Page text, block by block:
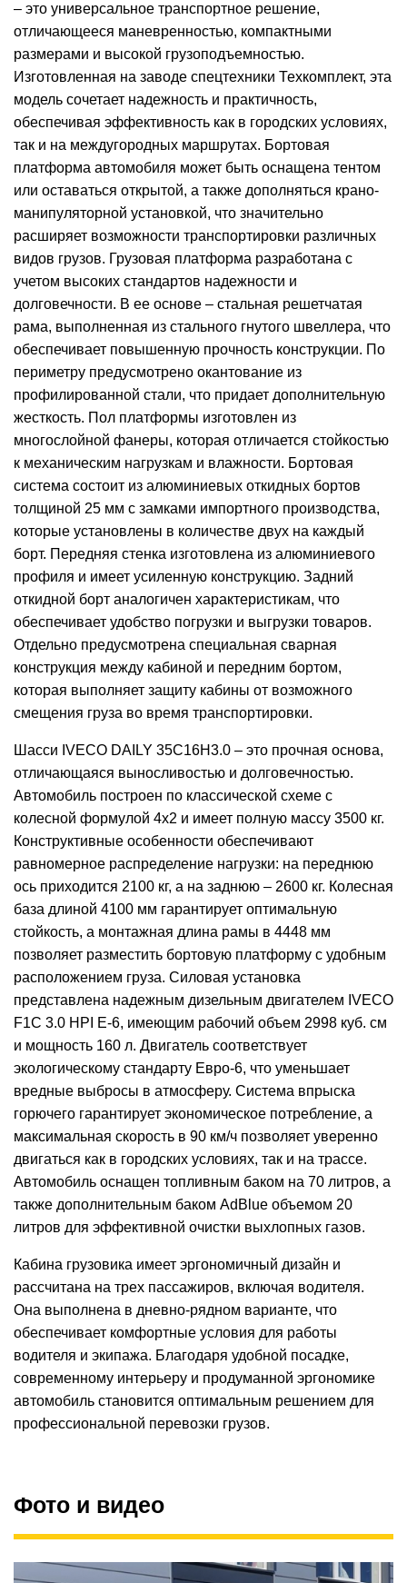
– это универсальное транспортное решение,
отличающееся маневренностью, компактными
размерами и высокой грузоподъемностью.
Изготовленная на заводе спецтехники Техкомплект, эта
модель сочетает надежность и практичность,
обеспечивая эффективность как в городских условиях,
так и на междугородных маршрутах. Бортовая
платформа автомобиля может быть оснащена тентом
или оставаться открытой, а также дополняться крано-
манипуляторной установкой, что значительно
расширяет возможности транспортировки различных
видов грузов. Грузовая платформа разработана с
учетом высоких стандартов надежности и
долговечности. В ее основе – стальная решетчатая
рама, выполненная из стального гнутого швеллера, что
обеспечивает повышенную прочность конструкции. По
периметру предусмотрено окантование из
профилированной стали, что придает дополнительную
жесткость. Пол платформы изготовлен из
многослойной фанеры, которая отличается стойкостью
к механическим нагрузкам и влажности. Бортовая
система состоит из алюминиевых откидных бортов
толщиной 25 мм с замками импортного производства,
которые установлены в количестве двух на каждый
борт. Передняя стенка изготовлена ​​из алюминиевого
профиля и имеет усиленную конструкцию. Задний
откидной борт аналогичен характеристикам, что
обеспечивает удобство погрузки и выгрузки товаров.
Отдельно предусмотрена специальная сварная
конструкция между кабиной и передним бортом,
которая выполняет защиту кабины от возможного
смещения груза во время транспортировки.
Шасси IVECO DAILY 35C16H3.0 – это прочная основа,
отличающаяся выносливостью и долговечностью.
Автомобиль построен по классической схеме с
колесной формулой 4х2 и имеет полную массу 3500 кг.
Конструктивные особенности обеспечивают
равномерное распределение нагрузки: на переднюю
ось приходится 2100 кг, а на заднюю – 2600 кг. Колесная
база длиной 4100 мм гарантирует оптимальную
стойкость, а монтажная длина рамы в 4448 мм
позволяет разместить бортовую платформу с удобным
расположением груза. Силовая установка
представлена ​​надежным дизельным двигателем IVECO
F1C 3.0 HPI E-6, имеющим рабочий объем 2998 куб. см
и мощность 160 л. Двигатель соответствует
экологическому стандарту Евро-6, что уменьшает
вредные выбросы в атмосферу. Система впрыска
горючего гарантирует экономическое потребление, а
максимальная скорость в 90 км/ч позволяет уверенно
двигаться как в городских условиях, так и на трассе.
Автомобиль оснащен топливным баком на 70 литров, а
также дополнительным баком AdBlue объемом 20
литров для эффективной очистки выхлопных газов.
Кабина грузовика имеет эргономичный дизайн и
рассчитана на трех пассажиров, включая водителя.
Она выполнена в дневно-рядном варианте, что
обеспечивает комфортные условия для работы
водителя и экипажа. Благодаря удобной посадке,
современному интерьеру и продуманной эргономике
автомобиль становится оптимальным решением для
профессиональной перевозки грузов.
Фото и видео